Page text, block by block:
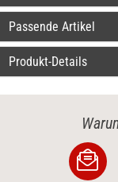
Passende Artikel
Produkt-Details